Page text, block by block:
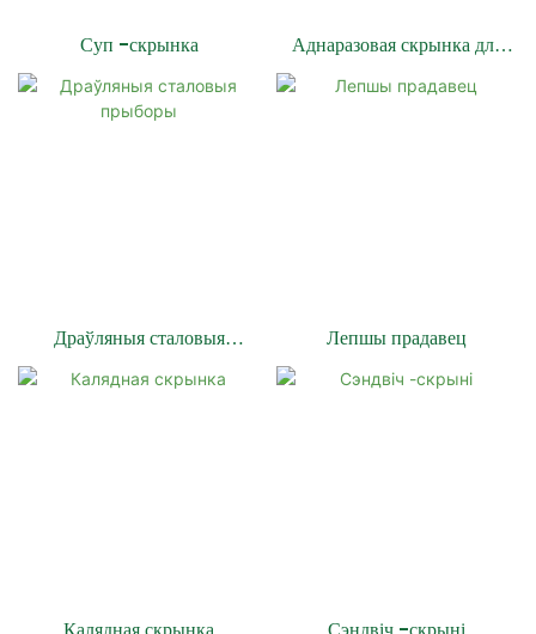
Суп -скрынка
Аднаразовая скрынка для
Драўляныя сталовыя
Лепшы прадавец